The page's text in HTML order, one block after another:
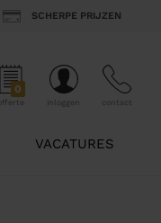
SCHERPE PRIJZEN
0
offerte inloggen contact
VACATURES